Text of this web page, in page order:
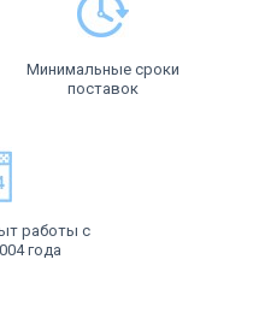
Минимальные сроки
поставок
работы с
года